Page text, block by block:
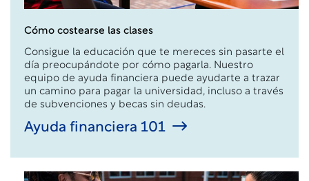
Cómo costearse las clases
Consigue la educación que te mereces sin pasarte el
día preocupándote por cómo pagarla. Nuestro
equipo de ayuda financiera puede ayudarte a trazar
un camino para pagar la universidad, incluso a través
de subvenciones y becas sin deudas.
Ayuda financiera 101